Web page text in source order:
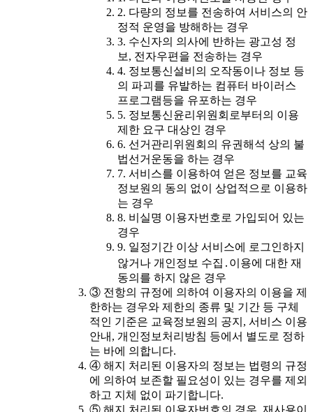
2. 다량의 정보를 전송하여 서비스의 안
정적 운영을 방해하는 경우
3. 수신자의 의사에 반하는 광고성 정
보, 전자우편을 전송하는 경우
4. 정보통신설비의 오작동이나 정보 등
의 파괴를 유발하는 컴퓨터 바이러스
프로그램등을 유포하는 경우
5. 정보통신윤리위원회로부터의 이용
제한 요구 대상인 경우
6. 선거관리위원회의 유권해석 상의 불
법선거운동을 하는 경우
7. 서비스를 이용하여 얻은 정보를 교육
정보원의 동의 없이 상업적으로 이용하
는 경우
8. 비실명 이용자번호로 가입되어 있는
경우
9. 일정기간 이상 서비스에 로그인하지
않거나 개인정보 수집․이용에 대한 재
동의를 하지 않은 경우
③ 전항의 규정에 의하여 이용자의 이용을 제
한하는 경우와 제한의 종류 및 기간 등 구체
적인 기준은 교육정보원의 공지, 서비스 이용
안내, 개인정보처리방침 등에서 별도로 정하
는 바에 의합니다.
④ 해지 처리된 이용자의 정보는 법령의 규정
에 의하여 보존할 필요성이 있는 경우를 제외
하고 지체 없이 파기합니다.